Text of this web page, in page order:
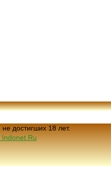
достигших 18 лет.